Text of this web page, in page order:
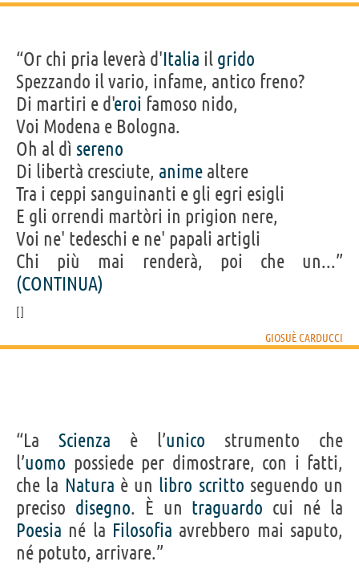
“Or chi pria leverà d'Italia il grido
Spezzando il vario, infame, antico freno?
Di martiri e d'eroi famoso nido,
Voi Modena e Bologna.
Oh al dì sereno
Di libertà cresciute, anime altere
Tra i ceppi sanguinanti e gli egri esigli
E gli orrendi martòri in prigion nere,
Voi ne' tedeschi e ne' papali artigli
Chi più mai renderà, poi che un...”
(CONTINUA)
GIOSUÈ CARDUCCI
“La Scienza è l’unico strumento che
l’uomo possiede per dimostrare, con i fatti,
che la Natura è un libro scritto seguendo un
preciso disegno. È un traguardo cui né la
Poesia né la Filosofia avrebbero mai saputo,
né potuto, arrivare.”